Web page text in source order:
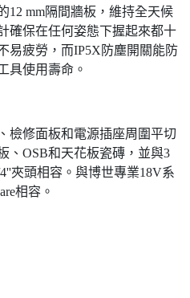
12 mm隔間牆板，維持全天候
確保在任何姿態下握起來都十
易疲勞，而IP5X防塵開關能防
具使用壽命。
檢修面板和電源插座周圍平切
、OSB和天花板瓷磚，並與3
夾頭相容。與博世專業18V系
相容。